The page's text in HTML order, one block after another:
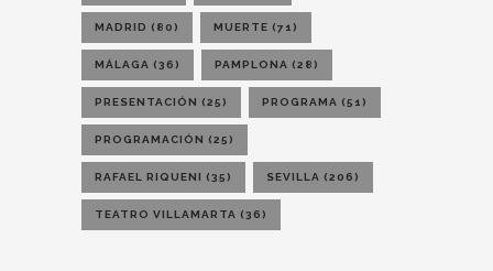
MADRID (80) MUERTE (71)
MÁLAGA (36) PAMPLONA (28)
PRESENTACIÓN (25) PROGRAMA (51)
PROGRAMACIÓN (25)
RAFAEL RIQUENI (35) SEVILLA (206)
TEATRO VILLAMARTA (36)